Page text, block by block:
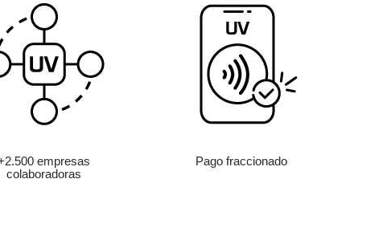
empresas
colaboradoras
Pago fraccionado